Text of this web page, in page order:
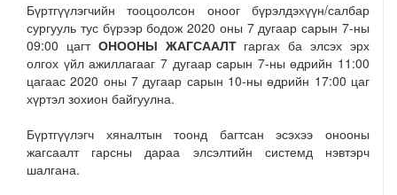
Бүртгүүлэгчийн тооцоолсон оноог бүрэлдэхүүн/салбар
сургууль тус бүрээр бодож 2020 оны 7 дугаар сарын 7-ны
09:00 цагт ОНООНЫ ЖАГСААЛТгаргах ба элсэх эрх
олгох үйл ажиллагааг 7 дугаар сарын 7-ны өдрийн 11:00
цагаас 2020 оны 7 дугаар сарын 10-ны өдрийн 17:00 цаг
хүртэл зохион байгуулна.
Бүртгүүлэгч хяналтын тоонд багтсан эсэхээ онооны
жагсаалт гарсны дараа элсэлтийн системд нэвтэрч
шалгана.